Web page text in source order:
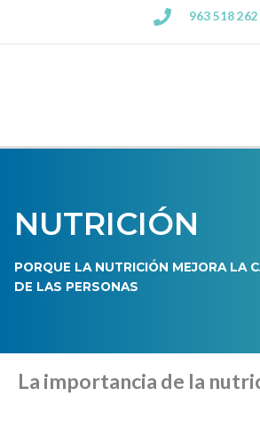
contenido
963 518 262
NUTRICIÓN
PORQUE LA NUTRICIÓN MEJORA LA
DE LAS PERSONAS
La importancia de la